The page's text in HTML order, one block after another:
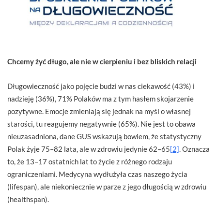
Chcemy żyć długo, ale nie w cierpieniu i bez bliskich relacji
Długowieczność jako pojęcie budzi w nas ciekawość (43%) i
nadzieję (36%), 71% Polaków ma z tym hasłem skojarzenie
pozytywne. Emocje zmieniają się jednak na myśl o własnej
starości, tu reagujemy negatywnie (65%). Nie jest to obawa
nieuzasadniona, dane GUS wskazują bowiem, że statystyczny
Polak żyje 75–82 lata, ale w zdrowiu jedynie 62–65[2] . Oznacza
to, że 13–17 ostatnich lat to życie z różnego rodzaju
ograniczeniami. Medycyna wydłużyła czas naszego życia
(lifespan), ale niekoniecznie w parze z jego długością w zdrowiu
(healthspan).